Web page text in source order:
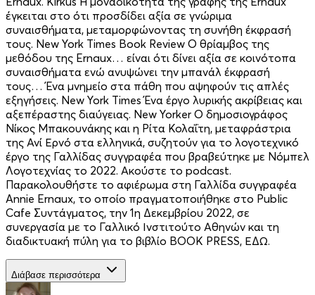
έγκειται στο ότι προσδίδει αξία σε γνώριμα
συναισθήματα, μεταμορφώνοντας τη συνήθη έκφρασή
τους. New York Times Book Review Ο θρίαμβος της
μεθόδου της Ernaux… είναι ότι δίνει αξία σε κοινότοπα
συναισθήματα ενώ ανυψώνει την μπανάλ έκφρασή
τους… Ένα μνημείο στα πάθη που αψηφούν τις απλές
εξηγήσεις. New York Times Ένα έργο λυρικής ακρίβειας και
αξεπέραστης διαύγειας. New Yorker Ο δημοσιογράφος
Νίκος Μπακουνάκης και η Ρίτα Κολαΐτη, μεταφράστρια
της Ανί Ερνό στα ελληνικά, συζητούν για το λογοτεχνικό
έργο της Γαλλίδας συγγραφέα που βραβεύτηκε με Νόμπελ
Λογοτεχνίας το 2022. Ακούστε το podcast.
Παρακολουθήστε το αφιέρωμα στη Γαλλίδα συγγραφέα
Annie Ernaux, το οποίο πραγματοποιήθηκε στο Public
Cafe Συντάγματος, την 1η Δεκεμβρίου 2022, σε
συνεργασία με το Γαλλικό Ινστιτούτο Αθηνών και τη
διαδικτυακή πύλη για το βιβλίο BOOK PRESS, ΕΔΩ.
Διάβασε περισσότερα